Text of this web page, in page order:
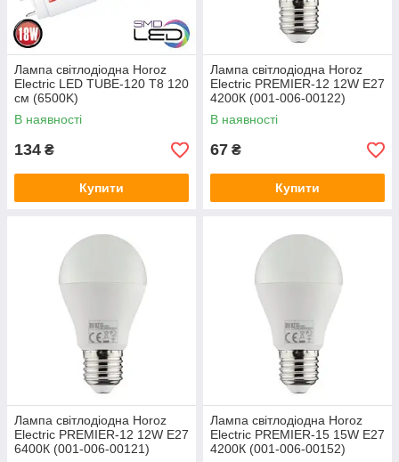
Лампа світлодіодна Horoz
Electric LED TUBE-120 Т8 120
см (6500K)
В наявності
134 ₴
Купити
Лампа світлодіодна Horoz
Electric PREMIER-12 12W E27
4200К (001-006-00122)
В наявності
67 ₴
Купити
Лампа світлодіодна Horoz
Electric PREMIER-12 12W E27
6400К (001-006-00121)
Лампа світлодіодна Horoz
Electric PREMIER-15 15W E27
4200К (001-006-00152)